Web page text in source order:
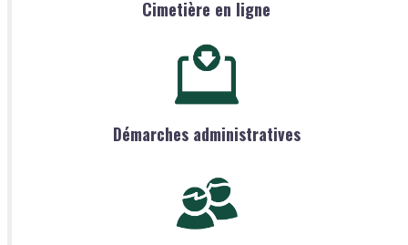
Cimetière en ligne
Démarches administratives